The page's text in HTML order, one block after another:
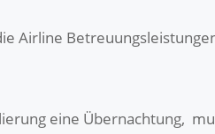
Airline
eine Übernachtung,